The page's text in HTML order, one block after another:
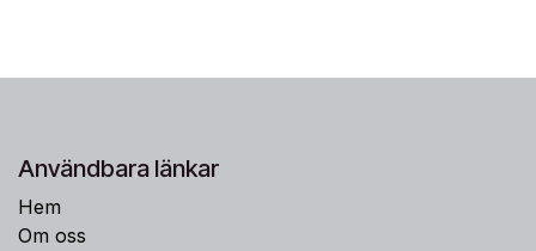
Användbara länkar
Hem
Om oss